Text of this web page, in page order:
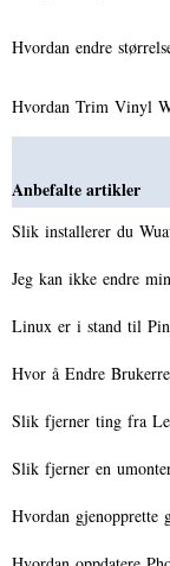
Hvordan endre
Hvordan Trim Vinyl
Anbefalte artikler
Slik installerer du
Jeg kan ikke endre
Linux er i stand til
Hvor å Endre
Slik fjerner ting fra
Slik fjerner en
Hvordan gjenopprette